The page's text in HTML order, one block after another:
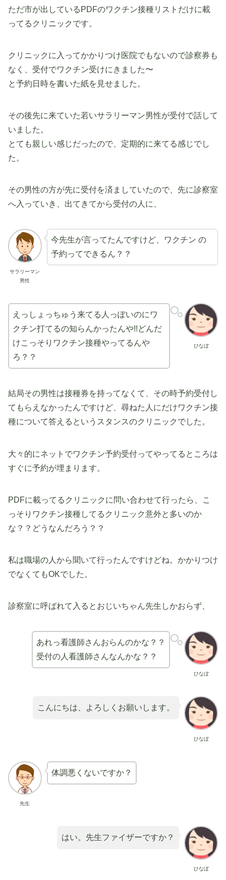
ただ市が出しているPDFのワクチン接種リストだけに載
ってるクリニックです。
クリニックに入ってかかりつけ医院でもないので診察券も
なく、受付でワクチン受けにきました〜
と予約日時を書いた紙を見せました。
その後先に来ていた若いサラリーマン男性が受付で話して
いました。
とても親しい感じだったので、定期的に来てる感じでし
た。
その男性の方が先に受付を済ましていたので、先に診察室
へ入っていき、出てきてから受付の人に、
サラリーマン
男性
今先生が言ってたんですけど、ワクチン の
予約ってできるん？？
ひなぼ
えっしょっちゅう来てる人っぽいのにワ
クチン打てるの知らんかったんや!!どんだ
けこっそりワクチン接種やってるんや
ろ？？
結局その男性は接種券を持ってなくて、その時予約受付し
てもらえなかったんですけど、尋ねた人にだけワクチン接
種について答えるというスタンスのクリニックでした。
大々的にネットでワクチン予約受付ってやってるところは
すぐに予約が埋まります。
PDFに載ってるクリニックに問い合わせて行ったら、こ
っそりワクチン接種してるクリニック意外と多いのか
な？？どうなんだろう？？
私は職場の人から聞いて行ったんですけどね。かかりつけ
でなくてもOKでした。
診察室に呼ばれて入るとおじいちゃん先生しかおらず、
ひなぼ
あれっ看護師さんおらんのかな？？
受付の人看護師さんなんかな？？
ひなぼ
こんにちは、よろしくお願いします。
先生
体調悪くないですか？
ひなぼ
はい。先生ファイザーですか？